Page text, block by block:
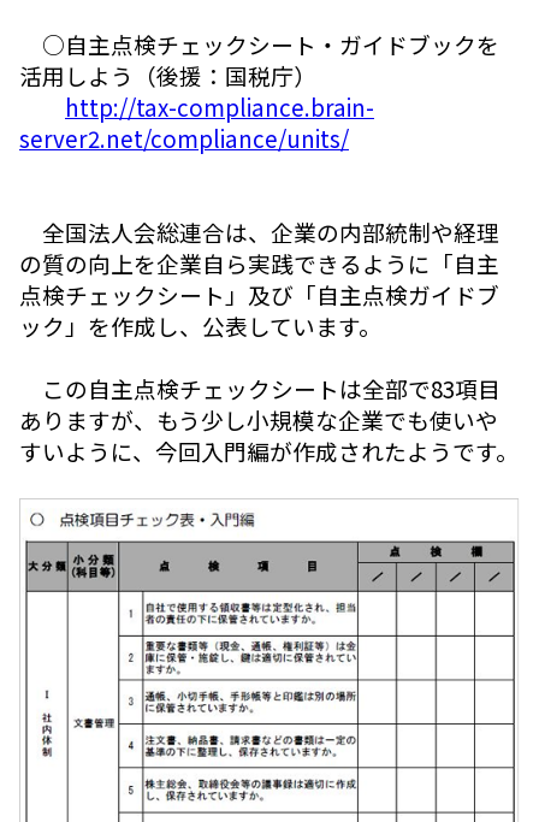
○自主点検チェックシート・ガイドブックを
活用しよう（後援：国税庁）
http://tax-compliance.brain-
server2.net/compliance/units/
全国法人会総連合は、企業の内部統制や経理
の質の向上を企業自ら実践できるように「自主
点検チェックシート」及び「自主点検ガイドブ
ック」を作成し、公表しています。
この自主点検チェックシートは全部で83項目
ありますが、もう少し小規模な企業でも使いや
すいように、今回入門編が作成されたようです。